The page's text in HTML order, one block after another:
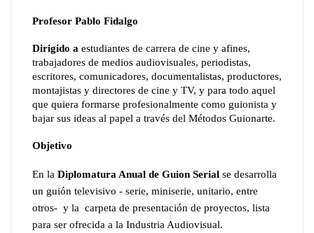
Profesor Pablo Fidalgo
Dirigido a estudiantes de carrera de cine y afines,
trabajadores de medios audiovisuales, periodistas,
escritores, comunicadores, documentalistas, productores,
montajistas y directores de cine y TV, y para todo aquel
que quiera formarse profesionalmente como guionista y
bajar sus ideas al papel a través del Métodos Guionarte.
Objetivo
En la Diplomatura Anual de Guion Serial se desarrolla
un guión televisivo - serie, miniserie, unitario, entre
otros-  y la  carpeta de presentación de proyectos, lista
para ser ofrecida a la Industria Audiovisual.